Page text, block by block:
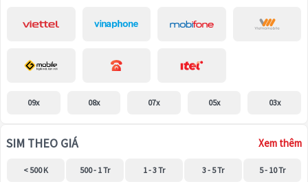
09x 08x 07x 05x 03x
SIM THEO GIÁ Xem thêm
< 500 K 500 - 1 Tr 1 - 3 Tr 3 - 5 Tr 5 - 10 Tr